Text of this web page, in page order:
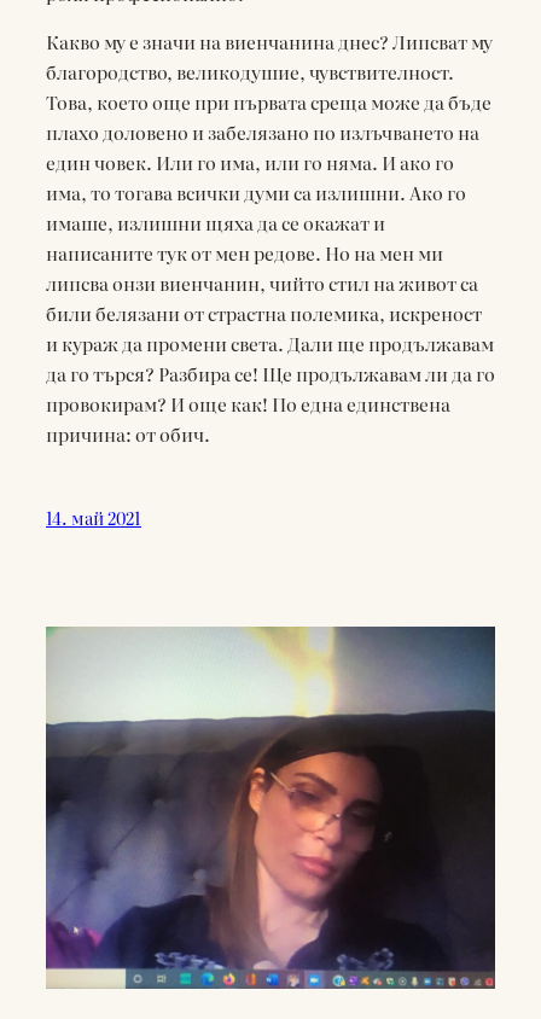
Какво му е значи на виенчанина днес? Липсват му
благородство, великодушие, чувствителност.
Това, което още при първата среща може да бъде
плахо доловено и забелязано по излъчването на
един човек. Или го има, или го няма. И ако го
има, то тогава всички думи са излишни. Ако го
имаше, излишни щяха да се окажат и
написаните тук от мен редове. Но на мен ми
липсва онзи виенчанин, чийто стил на живот са
били белязани от страстна полемика, искреност
и кураж да промени света. Дали ще продължавам
да го търся? Разбира се! Ще продължавам ли да го
провокирам? И още как! По една единствена
причина: от обич.
14. май 2021